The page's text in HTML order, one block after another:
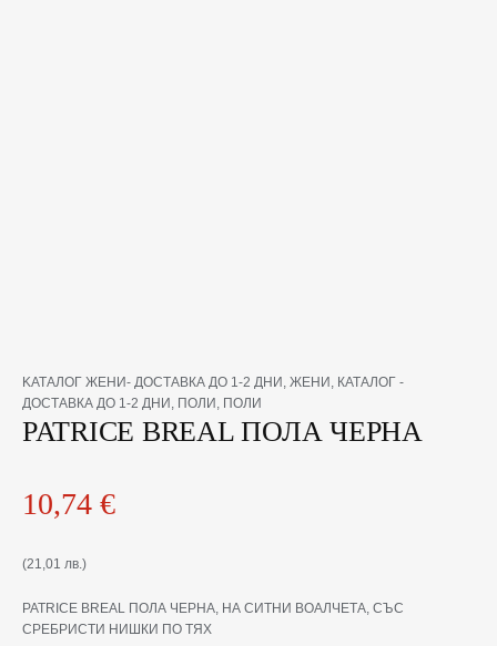
KАТАЛОГ ЖЕНИ- ДОСТАВКА ДО 1-2 ДНИ , ЖЕНИ , КАТАЛОГ -
ДОСТАВКА ДО 1-2 ДНИ , ПОЛИ , ПОЛИ
PATRICE BREAL ПОЛА ЧЕРНА
10,74 €
(21,01 лв.)
PATRICE BREAL ПОЛА ЧЕРНА, НА СИТНИ ВОАЛЧЕТА, СЪС
СРЕБРИСТИ НИШКИ ПО ТЯХ
количество
за
PATRICE
BREAL